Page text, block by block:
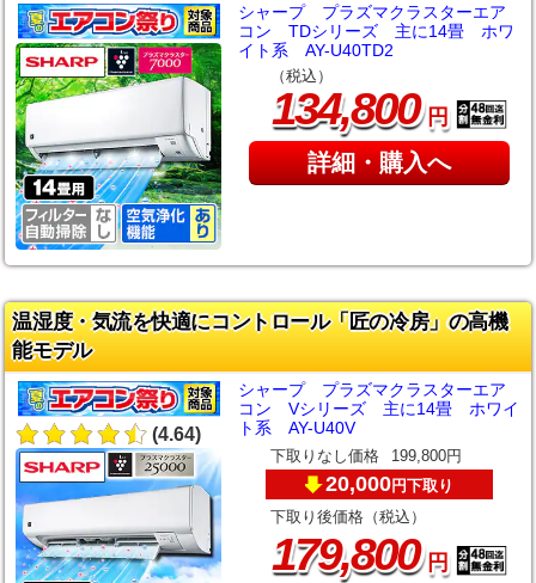
シャープ プラズマクラスターエア
コン TDシリーズ 主に14畳 ホワ
イト系 AY-U40TD2
（税込）
134,800円
詳細・購入へ
温湿度・気流を快適にコントロール「匠の冷房」の高機
能モデル
(4.64)
シャープ プラズマクラスターエア
コン Vシリーズ 主に14畳 ホワイ
ト系 AY-U40V
下取りなし価格 199,800円
20,000円下取り
下取り後価格（税込）
179,800円